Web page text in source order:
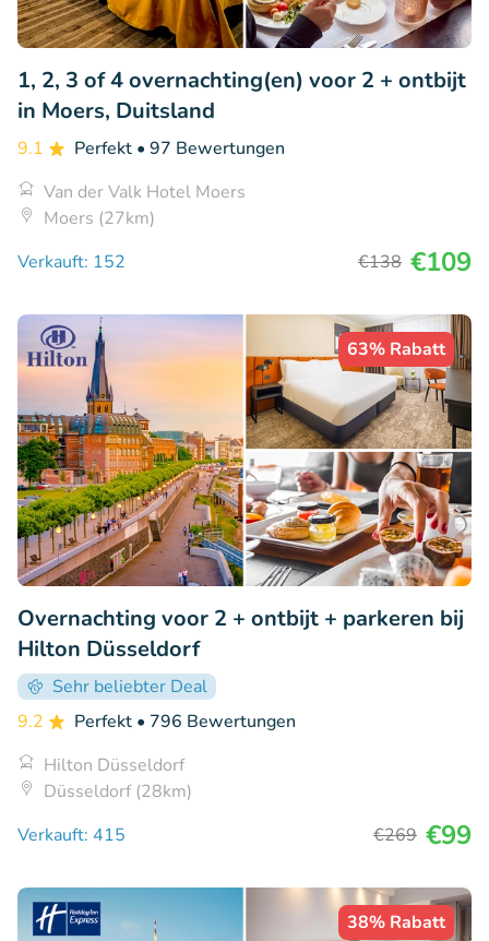
1, 2, 3 of 4 overnachting(en) voor 2 + ontbijt
in Moers, Duitsland
9.1 Perfekt • 97 Bewertungen
Van der Valk Hotel Moers
Moers (27km)
Verkauft: 152
€138 €109
63% Rabatt
Overnachting voor 2 + ontbijt + parkeren bij
Hilton Düsseldorf
Sehr beliebter Deal
9.2
Perfekt • 796 Bewertungen
Hilton Düsseldorf
Düsseldorf (28km)
Verkauft: 415
€269 €99
38% Rabatt